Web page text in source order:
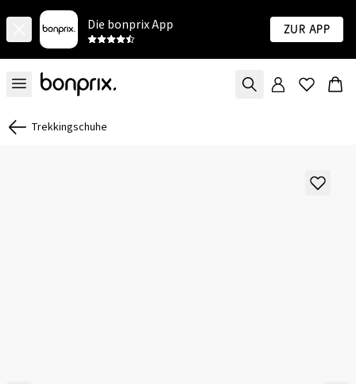
Die bonprix App Zur App
Trekkingschuhe